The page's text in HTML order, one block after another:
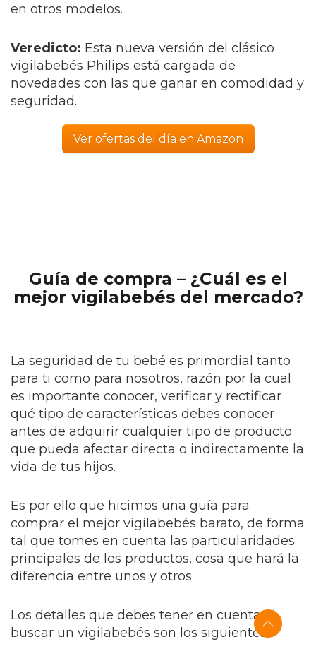
en otros modelos.
Veredicto: Esta nueva versión del clásico
vigilabebés Philips está cargada de
novedades con las que ganar en comodidad y
seguridad.
Ver ofertas del día en Amazon
Guía de compra – ¿Cuál es el
mejor vigilabebés del mercado?
La seguridad de tu bebé es primordial tanto
para ti como para nosotros, razón por la cual
es importante conocer, verificar y rectificar
qué tipo de características debes conocer
antes de adquirir cualquier tipo de producto
que pueda afectar directa o indirectamente la
vida de tus hijos.
Es por ello que hicimos una guía para
comprar el mejor vigilabebés barato, de forma
tal que tomes en cuenta las particularidades
principales de los productos, cosa que hará la
diferencia entre unos y otros.
Los detalles que debes tener en cuenta al
buscar un vigilabebés son los siguientes: